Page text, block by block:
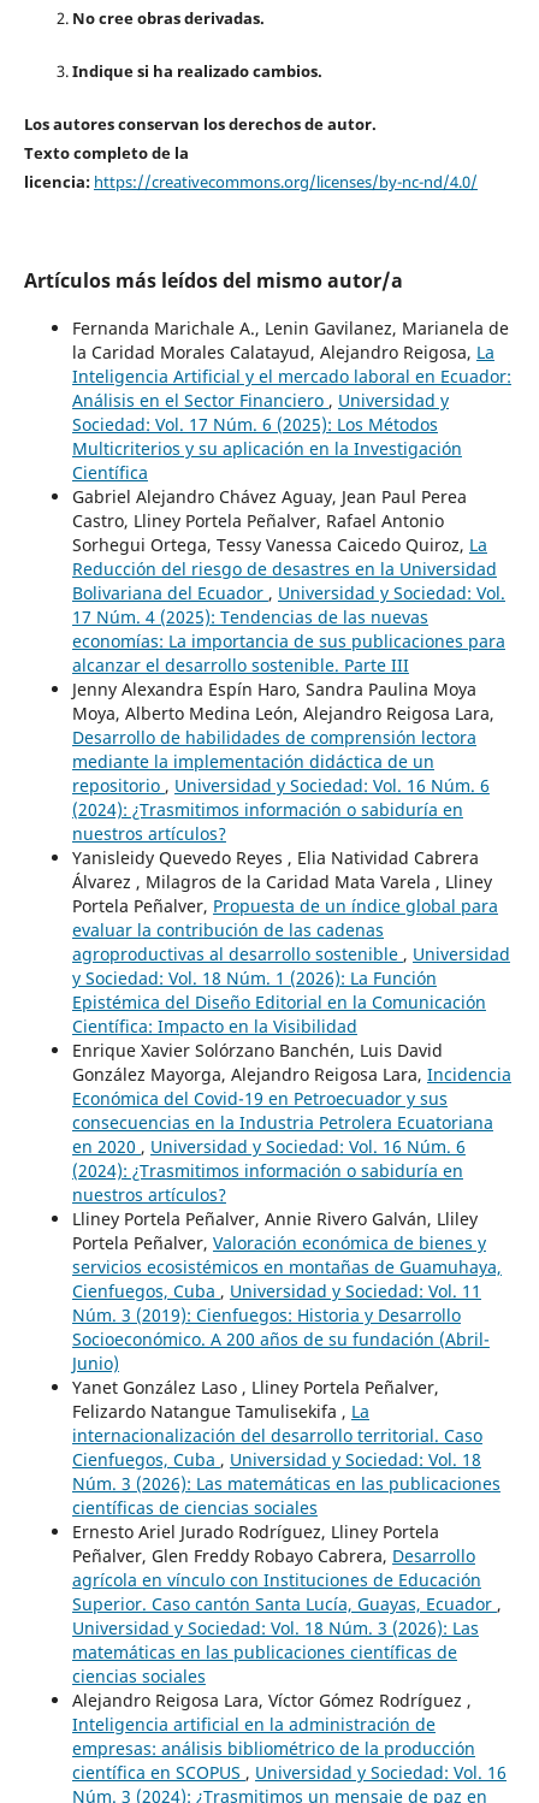
No cree obras derivadas.
Indique si ha realizado cambios.
Los autores conservan los derechos de autor.
Texto completo de la
licencia: https://creativecommons.org/licenses/by-nc-nd/4.0/
Artículos más leídos del mismo autor/a
Fernanda Marichale A., Lenin Gavilanez, Marianela de
la Caridad Morales Calatayud, Alejandro Reigosa, La
Inteligencia Artificial y el mercado laboral en Ecuador:
Análisis en el Sector Financiero , Universidad y
Sociedad: Vol. 17 Núm. 6 (2025): Los Métodos
Multicriterios y su aplicación en la Investigación
Científica
Gabriel Alejandro Chávez Aguay, Jean Paul Perea
Castro, Lliney Portela Peñalver, Rafael Antonio
Sorhegui Ortega, Tessy Vanessa Caicedo Quiroz, La
Reducción del riesgo de desastres en la Universidad
Bolivariana del Ecuador , Universidad y Sociedad: Vol.
17 Núm. 4 (2025): Tendencias de las nuevas
economías: La importancia de sus publicaciones para
alcanzar el desarrollo sostenible. Parte III
Jenny Alexandra Espín Haro, Sandra Paulina Moya
Moya, Alberto Medina León, Alejandro Reigosa Lara,
Desarrollo de habilidades de comprensión lectora
mediante la implementación didáctica de un
repositorio , Universidad y Sociedad: Vol. 16 Núm. 6
(2024): ¿Trasmitimos información o sabiduría en
nuestros artículos?
Yanisleidy Quevedo Reyes , Elia Natividad Cabrera
Álvarez , Milagros de la Caridad Mata Varela , Lliney
Portela Peñalver, Propuesta de un índice global para
evaluar la contribución de las cadenas
agroproductivas al desarrollo sostenible , Universidad
y Sociedad: Vol. 18 Núm. 1 (2026): La Función
Epistémica del Diseño Editorial en la Comunicación
Científica: Impacto en la Visibilidad
Enrique Xavier Solórzano Banchén, Luis David
González Mayorga, Alejandro Reigosa Lara, Incidencia
Económica del Covid-19 en Petroecuador y sus
consecuencias en la Industria Petrolera Ecuatoriana
en 2020 , Universidad y Sociedad: Vol. 16 Núm. 6
(2024): ¿Trasmitimos información o sabiduría en
nuestros artículos?
Lliney Portela Peñalver, Annie Rivero Galván, Lliley
Portela Peñalver, Valoración económica de bienes y
servicios ecosistémicos en montañas de Guamuhaya,
Cienfuegos, Cuba , Universidad y Sociedad: Vol. 11
Núm. 3 (2019): Cienfuegos: Historia y Desarrollo
Socioeconómico. A 200 años de su fundación (Abril-
Junio)
Yanet González Laso , Lliney Portela Peñalver,
Felizardo Natangue Tamulisekifa , La
internacionalización del desarrollo territorial. Caso
Cienfuegos, Cuba , Universidad y Sociedad: Vol. 18
Núm. 3 (2026): Las matemáticas en las publicaciones
científicas de ciencias sociales
Ernesto Ariel Jurado Rodríguez, Lliney Portela
Peñalver, Glen Freddy Robayo Cabrera, Desarrollo
agrícola en vínculo con Instituciones de Educación
Superior. Caso cantón Santa Lucía, Guayas, Ecuador ,
Universidad y Sociedad: Vol. 18 Núm. 3 (2026): Las
matemáticas en las publicaciones científicas de
ciencias sociales
Alejandro Reigosa Lara, Víctor Gómez Rodríguez ,
Inteligencia artificial en la administración de
empresas: análisis bibliométrico de la producción
científica en SCOPUS , Universidad y Sociedad: Vol. 16
Núm. 3 (2024): ¿Trasmitimos un mensaje de paz en